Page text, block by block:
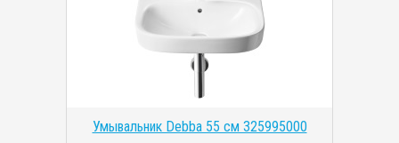
Умывальник Debba 55 см 325995000